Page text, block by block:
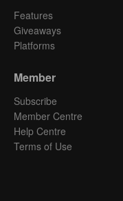
Features
Giveaways
Platforms
Member
Subscribe
Member Centre
Help Centre
Terms of Use